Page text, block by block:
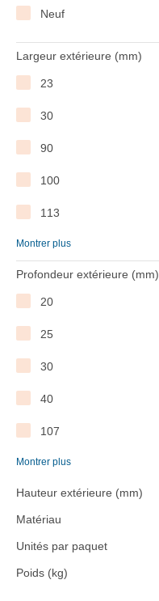
Neuf
Largeur extérieure (mm)
23
30
90
100
113
130
135
140
145
150
164
170
210
Montrer plus
Profondeur extérieure (mm)
20
25
30
40
107
140
150
Montrer plus
Hauteur extérieure (mm)
Matériau
Unités par paquet
Poids (kg)